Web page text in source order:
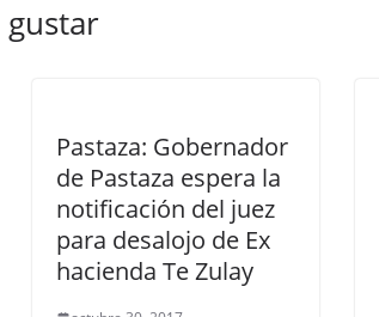
Pastaza: Gobernador
de Pastaza espera la
notificación del juez
para desalojo de Ex
hacienda Te Zulay